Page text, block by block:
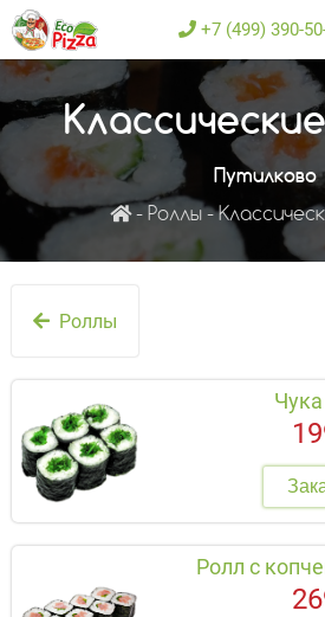
+7 (499) 390-
Путилково
Роллы
Роллы
Ролл с